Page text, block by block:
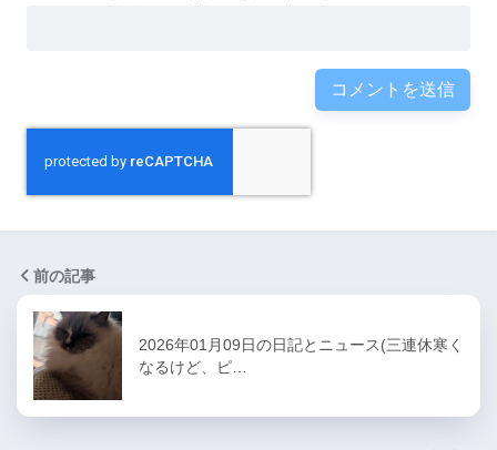
前の記事
2026年01月09日の日記とニュース(三連休寒く
なるけど、ピ…